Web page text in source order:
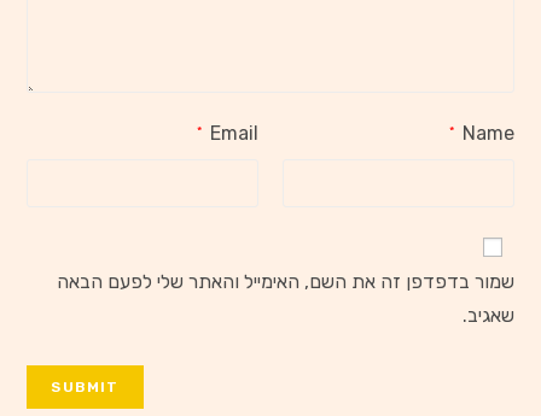
Name
*
Email
*
שמור בדפדפן זה את השם, האימייל והאתר שלי לפעם הבאה
שאגיב.